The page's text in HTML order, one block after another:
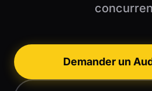
Demander un